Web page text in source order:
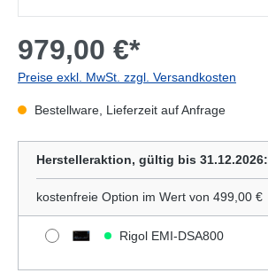
979,00 €*
Preise exkl. MwSt. zzgl. Versandkosten
Bestellware, Lieferzeit auf Anfrage
Herstelleraktion, gültig bis 31.12.2026:
kostenfreie Option im Wert von 499,00 €
Rigol EMI-DSA800